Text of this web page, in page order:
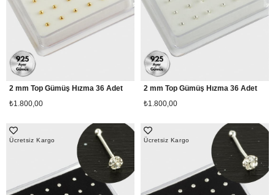
2 mm Top Gümüş Hızma 36 Adet
₺1.800,00
2 mm Top Gümüş Hızma 36 Adet
₺1.800,00
Ücretsiz Kargo Ücretsiz Kargo